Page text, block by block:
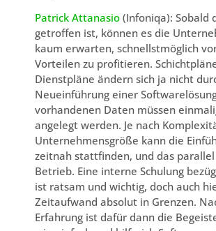
Patrick Attanasio (Infoniqa): Sobald
getroffen ist, können es die
kaum erwarten, schnellstmöglich
Vorteilen zu profitieren.
Dienstpläne ändern sich ja nicht
Neueinführung einer
vorhandenen Daten müssen
angelegt werden. Je nach
Unternehmensgröße kann die
zeitnah stattfinden, und das
Betrieb. Eine interne Schulung
ist ratsam und wichtig, doch auch
Zeitaufwand absolut in Grenzen.
Erfahrung ist dafür dann die